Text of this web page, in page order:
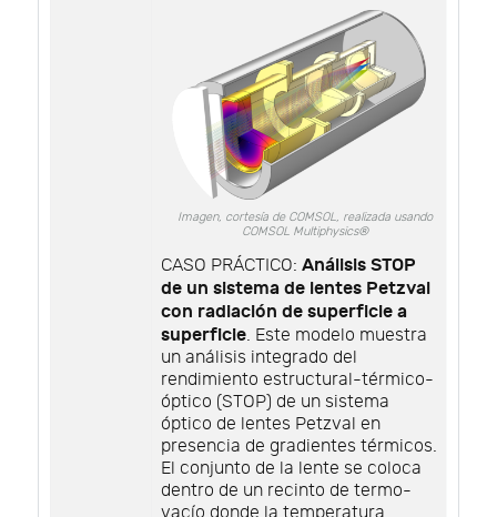
Imagen, cortesía de COMSOL, realizada usando
COMSOL Multiphysics®
CASO PRÁCTICO: Análisis STOP
de un sistema de lentes Petzval
con radiación de superficie a
superficie. Este modelo muestra
un análisis integrado del
rendimiento estructural-térmico-
óptico (STOP) de un sistema
óptico de lentes Petzval en
presencia de gradientes térmicos.
El conjunto de la lente se coloca
dentro de un recinto de termo-